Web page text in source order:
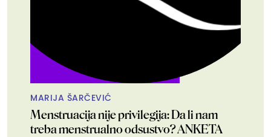
MARIJA ŠARČEVIĆ
Menstruacija nije privilegija: Da li nam
treba menstrualno odsustvo? ANKETA